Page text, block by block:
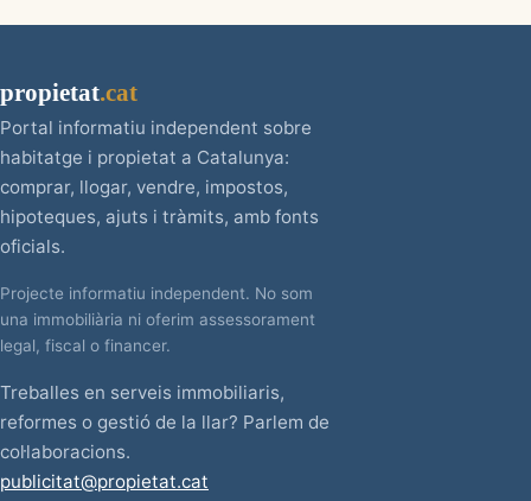
propietat.cat
Portal informatiu independent sobre
habitatge i propietat a Catalunya:
comprar, llogar, vendre, impostos,
hipoteques, ajuts i tràmits, amb fonts
oficials.
Projecte informatiu independent. No som
una immobiliària ni oferim assessorament
legal, fiscal o financer.
Treballes en serveis immobiliaris,
reformes o gestió de la llar? Parlem de
col·laboracions.
publicitat@propietat.cat